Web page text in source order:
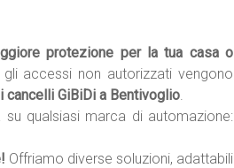
protezione per la tua casa o
accessi non autorizzati vengono
cancelli GiBiDi a Bentivoglio.
qualsiasi marca di automazione:
Offriamo diverse soluzioni, adattabili